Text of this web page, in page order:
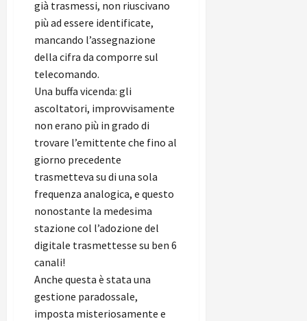
già trasmessi, non riuscivano
più ad essere identificate,
mancando l’assegnazione
della cifra da comporre sul
telecomando.
Una buffa vicenda: gli
ascoltatori, improvvisamente
non erano più in grado di
trovare l’emittente che fino al
giorno precedente
trasmetteva su di una sola
frequenza analogica, e questo
nonostante la medesima
stazione col l’adozione del
digitale trasmettesse su ben 6
canali!
Anche questa è stata una
gestione paradossale,
imposta misteriosamente e